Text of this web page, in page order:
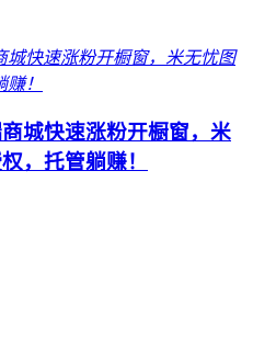
城快速涨粉开橱窗，米
，托管躺赚！